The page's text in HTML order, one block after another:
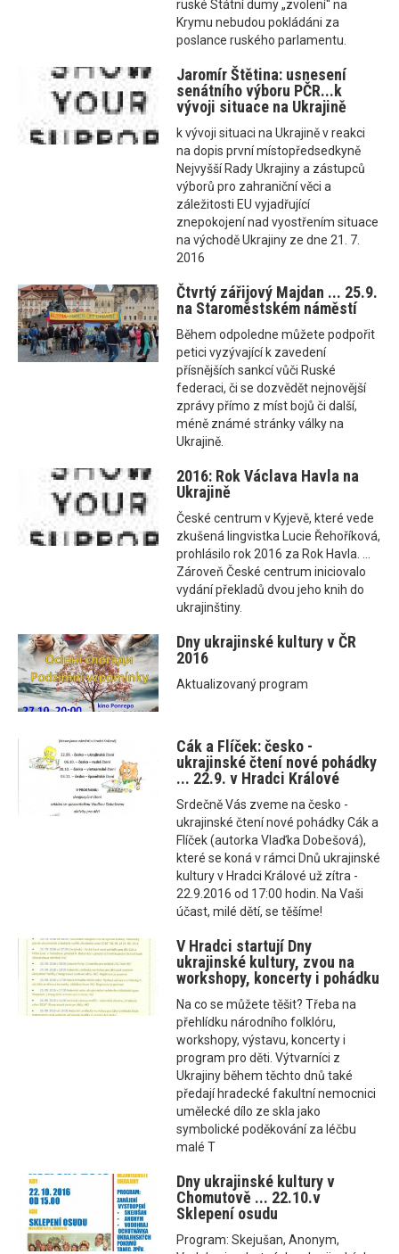
ruské Státní dumy „zvolení“ na
Krymu nebudou pokládáni za
poslance ruského parlamentu.
Jaromír Štětina: usnesení
senátního výboru PČR...k
vývoji situace na Ukrajině
k vývoji situaci na Ukrajině v reakci
na dopis první místopředsedkyně
Nejvyšší Rady Ukrajiny a zástupců
výborů pro zahraniční věci a
záležitosti EU vyjadřující
znepokojení nad vyostřením situace
na východě Ukrajiny ze dne 21. 7.
2016
Čtvrtý zářijový Majdan ... 25.9.
na Staroměstském náměstí
Během odpoledne můžete podpořit
petici vyzývající k zavedení
přísnějších sankcí vůči Ruské
federaci, či se dozvědět nejnovější
zprávy přímo z míst bojů či další,
méně známé stránky války na
Ukrajině.
2016: Rok Václava Havla na
Ukrajině
České centrum v Kyjevě, které vede
zkušená lingvistka Lucie Řehoříková,
prohlásilo rok 2016 za Rok Havla. ...
Zároveň České centrum iniciovalo
vydání překladů dvou jeho knih do
ukrajinštiny.
Dny ukrajinské kultury v ČR
2016
Aktualizovaný program
Cák a Flíček: česko -
ukrajinské čtení nové pohádky
... 22.9. v Hradci Králové
Srdečně Vás zveme na česko -
ukrajinské čtení nové pohádky Cák a
Flíček (autorka Vlaďka Dobešová),
které se koná v rámci Dnů ukrajinské
kultury v Hradci Králové už zítra -
22.9.2016 od 17:00 hodin. Na Vaši
účast, milé dětí, se těšíme!
V Hradci startují Dny
ukrajinské kultury, zvou na
workshopy, koncerty i pohádku
Na co se můžete těšit? Třeba na
přehlídku národního folklóru,
workshopy, výstavu, koncerty i
program pro děti. Výtvarníci z
Ukrajiny během těchto dnů také
předají hradecké fakultní nemocnici
umělecké dílo ze skla jako
symbolické poděkování za léčbu
malé T
Dny ukrajinské kultury v
Chomutově ... 22.10.v
Sklepení osudu
Program: Skejušan, Anonym,